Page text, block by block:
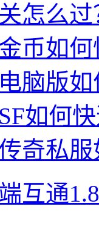
怎么
币如
脑版
如何
奇私
互通